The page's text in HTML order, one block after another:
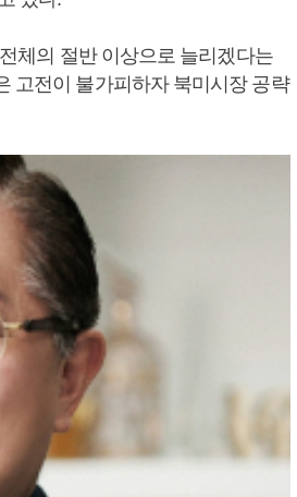
체의 절반 이상으로 늘리겠다는
고전이 불가피하자 북미시장 공략